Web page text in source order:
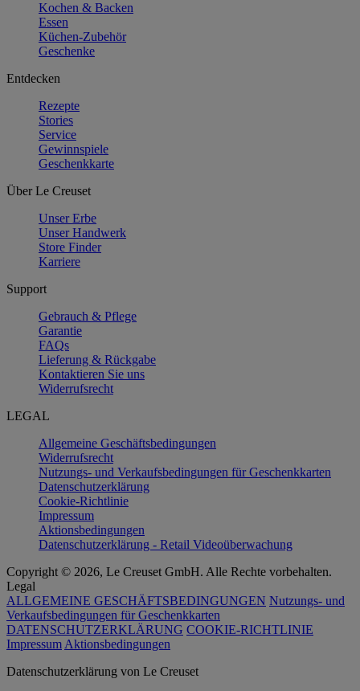
Kochen & Backen
Essen
Küchen-Zubehör
Geschenke
Entdecken
Rezepte
Stories
Service
Gewinnspiele
Geschenkkarte
Über Le Creuset
Unser Erbe
Unser Handwerk
Store Finder
Karriere
Support
Gebrauch & Pflege
Garantie
FAQs
Lieferung & Rückgabe
Kontaktieren Sie uns
Widerrufsrecht
LEGAL
Allgemeine Geschäftsbedingungen
Widerrufsrecht
Nutzungs- und Verkaufsbedingungen für Geschenkkarten
Datenschutzerklärung
Cookie-Richtlinie
Impressum
Aktionsbedingungen
Datenschutzerklärung - Retail Videoüberwachung
Copyright © 2026, Le Creuset GmbH. Alle Rechte vorbehalten.
Legal
ALLGEMEINE GESCHÄFTSBEDINGUNGEN Nutzungs- und
Verkaufsbedingungen für Geschenkkarten
DATENSCHUTZERKLÄRUNG COOKIE-RICHTLINIE
Impressum Aktionsbedingungen
Datenschutz­erklärung von Le Creuset